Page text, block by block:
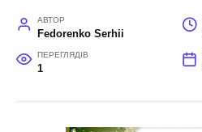
АВТОР
Fedorenko Serhii
ПЕРЕГЛЯДІВ
1